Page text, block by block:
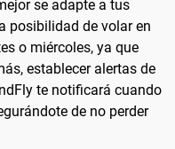
se adapte a tus
posibilidad de volar en
o miércoles, ya que
establecer alertas de
te notificará cuando
de no perder